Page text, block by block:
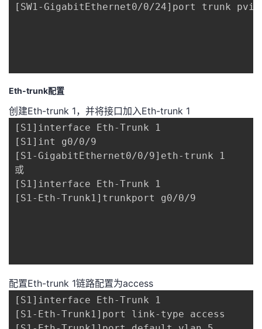
[SW1-GigabitEthernet0/0/24]port trunk
Eth-trunk配置
创建Eth-trunk 1，并将接口加入Eth-trunk 1
[S1]interface Eth-Trunk 1
[S1]int g0/0/9
[S1-GigabitEthernet0/0/9]eth-trunk 1
或
[S1]interface Eth-Trunk 1
[S1-Eth-Trunk1]trunkport g0/0/9
配置Eth-trunk 1链路配置为access
[S1]interface Eth-Trunk 1
[S1-Eth-Trunk1]port link-type access